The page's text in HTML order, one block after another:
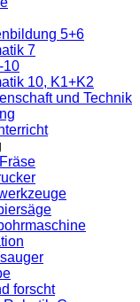
5+6
7
10
10, K1+K2
und Technik
forscht